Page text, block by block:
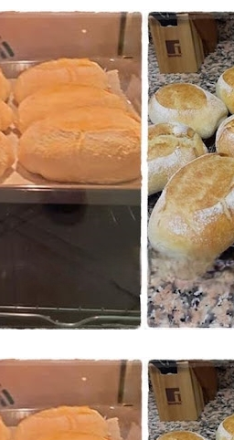
CABRITO
PORCO, LEITÃO E JAVALI